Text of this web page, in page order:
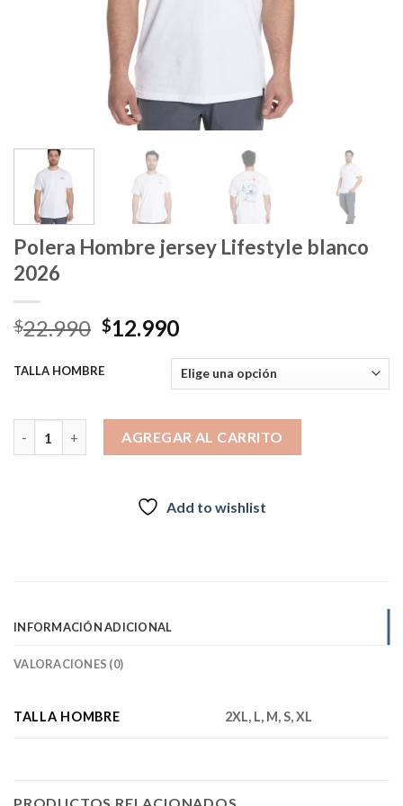
Polera Hombre jersey Lifestyle blanco
2026
$22.990 El
original
$22.990.
$12.990El
actual
es:
$12.990.
TALLA HOMBRE
AGREGAR AL CARRITO
Add to wishlist
INFORMACIÓN ADICIONAL
VALORACIONES (0)
TALLA HOMBRE 2XL, L, M, S, XL